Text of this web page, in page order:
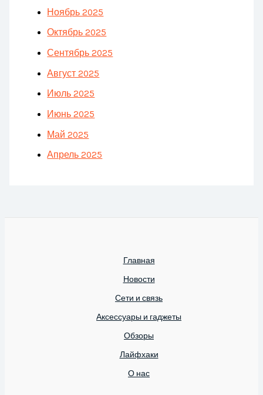
Ноябрь 2025
Октябрь 2025
Сентябрь 2025
Август 2025
Июль 2025
Июнь 2025
Май 2025
Апрель 2025
Главная
Новости
Сети и связь
Аксессуары и гаджеты
Обзоры
Лайфхаки
О нас